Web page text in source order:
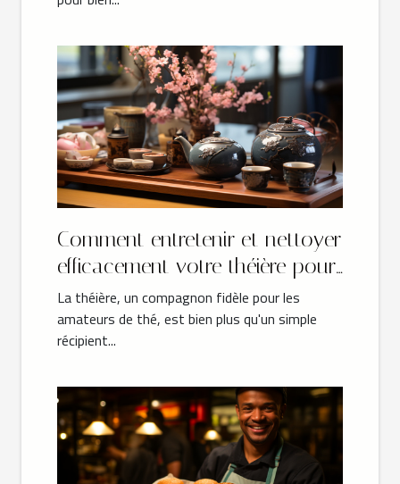
Comment entretenir et nettoyer
efficacement votre théière pour
une durabilité maximale ?
La théière, un compagnon fidèle pour les
amateurs de thé, est bien plus qu'un simple
récipient...